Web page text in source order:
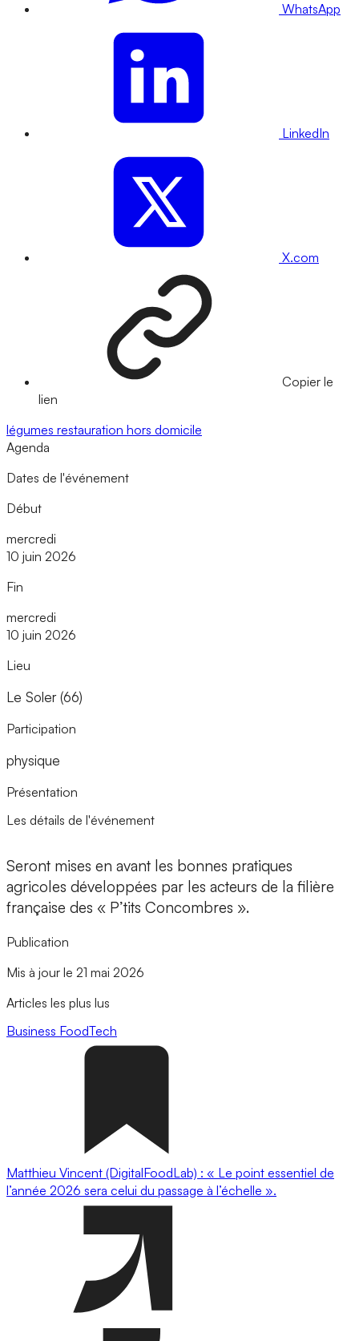
WhatsApp
LinkedIn
X.com
Copier le
lien
légumes restauration hors domicile
Agenda
Dates de l'événement
Début
mercredi
10 juin 2026
Fin
mercredi
10 juin 2026
Lieu
Le Soler (66)
Participation
physique
Présentation
Les détails de l'événement
Seront mises en avant les bonnes pratiques
agricoles développées par les acteurs de la filière
française des « P’tits Concombres ».
Publication
Mis à jour le 21 mai 2026
Articles les plus lus
Business FoodTech
Matthieu Vincent (DigitalFoodLab) : « Le point essentiel de
l’année 2026 sera celui du passage à l’échelle ».